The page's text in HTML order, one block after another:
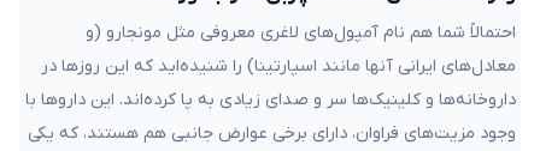
احتمالاً شما هم نام آمپول‌های لاغری معروفی مثل مونجارو (و
معادل‌های ایرانی آنها مانند اسپارتینا) را شنیده‌اید که این روزها در
داروخانه‌ها و کلینیک‌ها سر و صدای زیادی به پا کرده‌اند. این داروها با
وجود مزیت‌های فراوان، دارای برخی عوارض جانبی هم هستند، که یکی